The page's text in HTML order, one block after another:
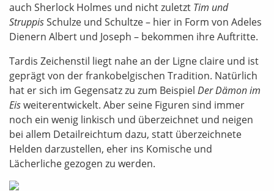
auch Sherlock Holmes und nicht zuletzt Tim und
StruppisSchulze und Schultze – hier in Form von Adeles
Dienern Albert und Joseph – bekommen ihre Auftritte.
Tardis Zeichenstil liegt nahe an der Ligne claire und ist
geprägt von der frankobelgischen Tradition. Natürlich
hat er sich im Gegensatz zu zum Beispiel Der Dämon im
Eisweiterentwickelt. Aber seine Figuren sind immer
noch ein wenig linkisch und überzeichnet und neigen
bei allem Detailreichtum dazu, statt überzeichnete
Helden darzustellen, eher ins Komische und
Lächerliche gezogen zu werden.